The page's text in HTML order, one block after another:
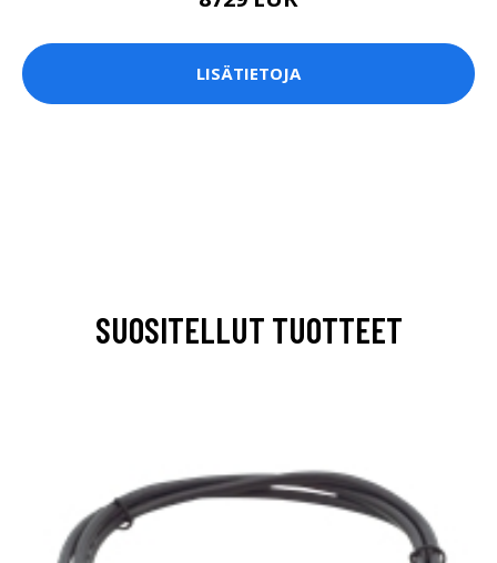
LISÄTIETOJA
SUOSITELLUT TUOTTEET